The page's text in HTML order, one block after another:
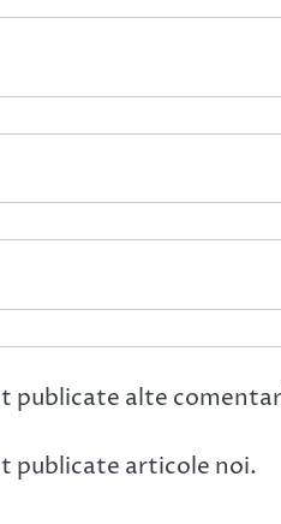
publicate alte
publicate articole noi.